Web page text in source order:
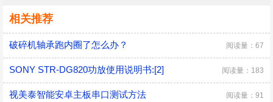
相关推荐
破碎机轴承跑内圈了怎么办？ 阅读量：67
SONY STR-DG820功放使用说明书:[2] 阅读量：183
视美泰智能安卓主板串口测试方法 阅读量：91